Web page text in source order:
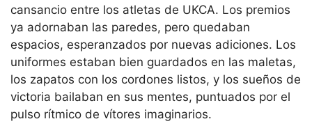
cansancio entre los atletas de UKCA. Los premios
ya adornaban las paredes, pero quedaban
espacios, esperanzados por nuevas adiciones. Los
uniformes estaban bien guardados en las maletas,
los zapatos con los cordones listos, y los sueños de
victoria bailaban en sus mentes, puntuados por el
pulso rítmico de vítores imaginarios.